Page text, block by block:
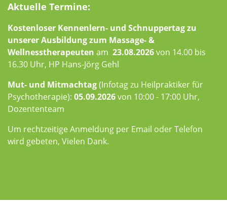
Aktuelle Termine:
Kostenloser Kennenlern- und Schnuppertag zu
unserer Ausbildung zum Massage- &
Wellnesstherapeuten am 23.08.2026von 14.00 bis
16.30 Uhr, HP Hans-Jörg Gehl
Mut- und Mitmachtag(Infotag zu Heilpraktiker für
Psychotherapie): 05.09.2026von 10:00 - 17:00 Uhr,
Dozententeam
Um rechtzeitige Anmeldung per Email oder Telefon
wird gebeten, Vielen Dank.